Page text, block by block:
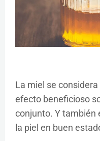
La miel se
efecto beneficioso
conjunto. Y también
la piel en buen